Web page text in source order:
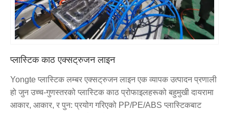
प्लास्टिक काठ एक्सट्रुजन लाइन
Yongte प्लास्टिक लम्बर एक्सट्रुजन लाइन एक व्यापक उत्पादन प्रणाली
हो जुन उच्च-गुणस्तरको प्लास्टिक काठ प्रोफाइलहरूको बहुमुखी दायरामा
आकार, आकार, र पुन: प्रयोग गरिएको PP/PE/ABS प्लास्टिकबाट